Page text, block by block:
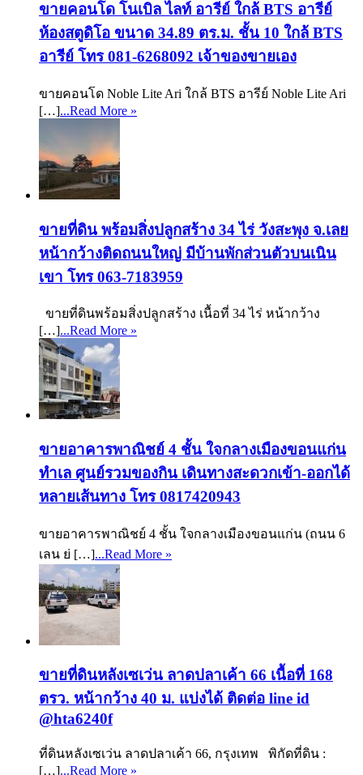
ขายคอนโด โนเบิล ไลท์ อารีย์ ใกล้ BTS อารีย์
ห้องสตูดิโอ ขนาด 34.89 ตร.ม. ชั้น 10 ใกล้ BTS
อารีย์ โทร 081-6268092 เจ้าของขายเอง
ขายคอนโด Noble Lite Ari ใกล้ BTS อารีย์ Noble Lite Ari
[…]...Read More »
ขายที่ดิน พร้อมสิ่งปลูกสร้าง 34 ไร่ วังสะพุง จ.เลย
หน้ากว้างติดถนนใหญ่ มีบ้านพักส่วนตัวบนเนิน
เขา โทร 063-7183959
ขายที่ดินพร้อมสิ่งปลูกสร้าง เนื้อที่ 34 ไร่ หน้ากว้าง
[…]...Read More »
ขายอาคารพาณิชย์ 4 ชั้น ใจกลางเมืองขอนแก่น
ทำเล ศูนย์รวมของกิน เดินทางสะดวกเข้า-ออกได้
หลายเส้นทาง โทร 0817420943
ขายอาคารพาณิชย์ 4 ชั้น ใจกลางเมืองขอนแก่น (ถนน 6
เลน ย่ […]...Read More »
ขายที่ดินหลังเซเว่น ลาดปลาเค้า 66 เนื้อที่ 168
ตรว. หน้ากว้าง 40 ม. แบ่งได้ ติดต่อ line id
@hta6240f
ที่ดินหลังเซเว่น ลาดปลาเค้า 66, กรุงเทพ พิกัดที่ดิน :
[…]...Read More »